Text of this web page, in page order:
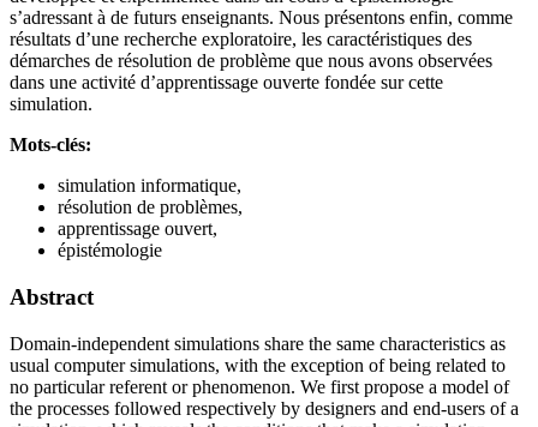
s’adressant à de futurs enseignants. Nous présentons enfin, comme
résultats d’une recherche exploratoire, les caractéristiques des
démarches de résolution de problème que nous avons observées
dans une activité d’apprentissage ouverte fondée sur cette
simulation.
Mots-clés:
simulation informatique,
résolution de problèmes,
apprentissage ouvert,
épistémologie
Abstract
Domain-independent simulations share the same characteristics as
usual computer simulations, with the exception of being related to
no particular referent or phenomenon. We first propose a model of
the processes followed respectively by designers and end-users of a